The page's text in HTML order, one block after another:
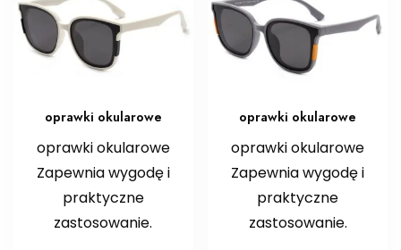
oprawki okularowe
oprawki okularowe
Zapewnia wygodę i
praktyczne
zastosowanie.
oprawki okularowe
oprawki okularowe
Zapewnia wygodę i
praktyczne
zastosowanie.